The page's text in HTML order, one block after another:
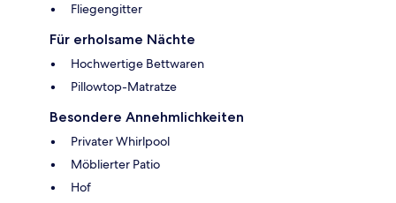
Fliegengitter
Für erholsame Nächte
Hochwertige Bettwaren
Pillowtop-Matratze
Besondere Annehmlichkeiten
Privater Whirlpool
Möblierter Patio
Hof